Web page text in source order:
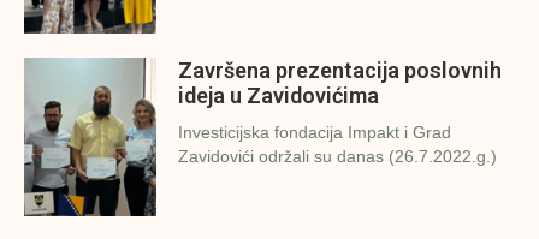
Završena prezentacija poslovnih
ideja u Zavidovićima
Investicijska fondacija Impakt i Grad
Zavidovići održali su danas (26.7.2022.g.)